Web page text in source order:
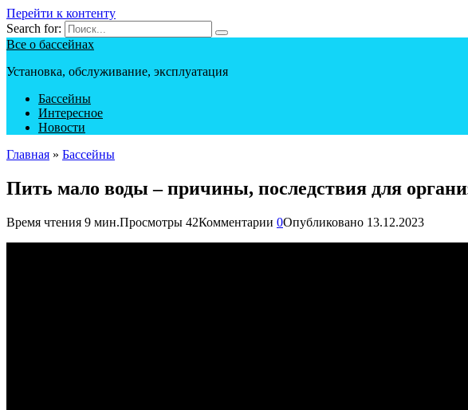
Перейти к контенту
Search for:
Все о бассейнах
Установка, обслуживание, эксплуатация
Бассейны
Интересное
Новости
Главная » Бассейны
Пить мало воды – причины, последствия для
Время чтения 9 мин.Просмотры 42Комментарии 0Опубликовано 13.12.2023